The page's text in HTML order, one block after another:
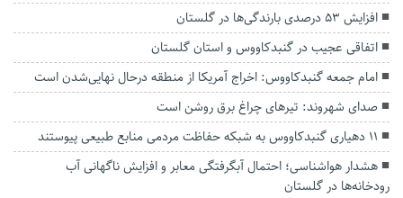
افزایش ۵۳ درصدی بارندگی‌ها در گلستان
اتفاقی عجیب در‌ گنبدکاووس و استان گلستان
امام جمعه گنبدکاووس: اخراج آمریکا از منطقه درحال نهایی‌شدن است
صدای شهروند: تیرهای چراغ برق روشن است
۱۱ دهیاری گنبدکاووس به شبکه حفاظت مردمی منابع طبیعی پیوستند
هشدار هواشناسی؛ احتمال آبگرفتگی معابر و افزایش ناگهانی آب
رودخانه‌ها در گلستان